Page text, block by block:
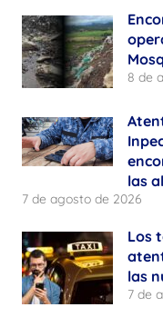
8 de
las
7 de agosto de 2026
Los
las
7 de